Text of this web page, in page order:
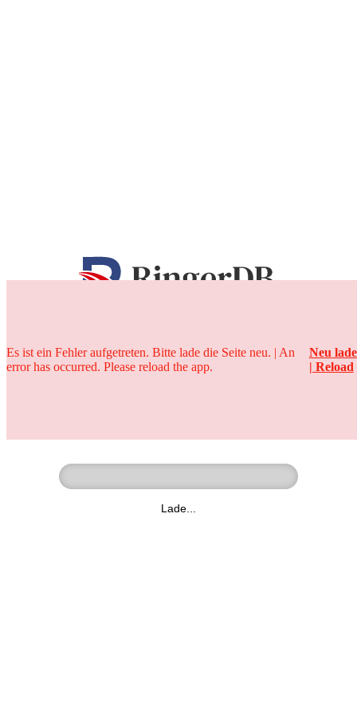
25 Jahre
Lade...
Es ist ein Fehler aufgetreten. Bitte lade die Seite neu. | An
error has occurred. Please reload the app.
Neu
| Reload